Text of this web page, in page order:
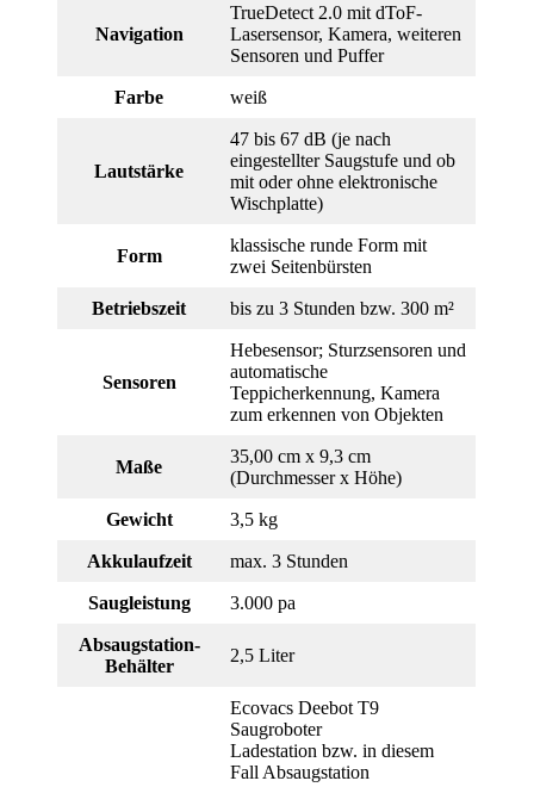
Navigation
TrueDetect 2.0 mit dToF-
Lasersensor, Kamera, weiteren
Sensoren und Puffer
Farbe weiß
Lautstärke
47 bis 67 dB (je nach
eingestellter Saugstufe und ob
mit oder ohne elektronische
Wischplatte)
Form
klassische runde Form mit
zwei Seitenbürsten
Betriebszeit bis zu 3 Stunden bzw. 300 m²
Sensoren
Hebesensor; Sturzsensoren und
automatische
Teppicherkennung, Kamera
zum erkennen von Objekten
Maße
35,00 cm x 9,3 cm
(Durchmesser x Höhe)
Gewicht 3,5 kg
Akkulaufzeit max. 3 Stunden
Saugleistung 3.000 pa
Absaugstation-
Behälter
2,5 Liter
Ecovacs Deebot T9
Saugroboter
Ladestation bzw. in diesem
Fall Absaugstation